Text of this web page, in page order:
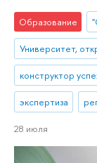
Образование
Университет,
конструктор
экспертиза
28 июля